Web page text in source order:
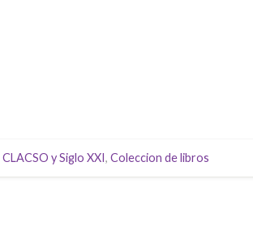
CLACSO y Siglo XXI, Coleccion de libros